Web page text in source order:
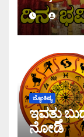
ಜ್ಯೋತಿಷ್ಯ
ಇವತ್ತು
ನೋಡಿ